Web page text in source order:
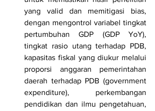
yang valid dan memitigasi bias,
dengan mengontrol variabel tingkat
pertumbuhan GDP (GDP YoY),
tingkat rasio utang terhadap PDB,
kapasitas fiskal yang diukur melalui
proporsi anggaran pemerintahan
daerah terhadap PDB (government
expenditure), perkembangan
pendidikan dan ilmu pengetahuan,